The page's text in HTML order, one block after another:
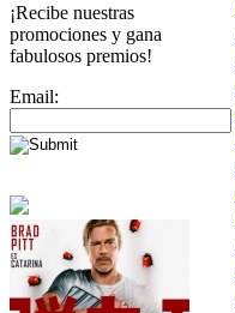
¡Recibe nuestras
promociones y gana
fabulosos premios!
Email: